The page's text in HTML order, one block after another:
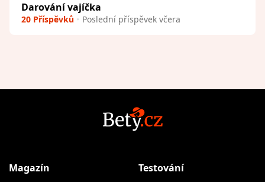
Darování vajíčka
20 Příspěvků Poslední příspěvek včera
Magazín Testování